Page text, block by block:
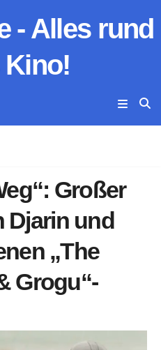
- Alles rund
Großer
Djarin und
„The
Grogu“-